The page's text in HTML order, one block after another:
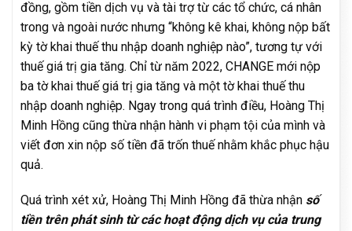
đồng, gồm tiền dịch vụ và tài trợ từ các tổ chức, cá nhân
trong và ngoài nước nhưng “không kê khai, không nộp bất
kỳ tờ khai thuế thu nhập doanh nghiệp nào”, tương tự với
thuế giá trị gia tăng. Chỉ từ năm 2022, CHANGE mới nộp
ba tờ khai thuế giá trị gia tăng và một tờ khai thuế thu
nhập doanh nghiệp. Ngay trong quá trình điều, Hoàng Thị
Minh Hồng cũng thừa nhận hành vi phạm tội của mình và
viết đơn xin nộp số tiền đã trốn thuế nhằm khắc phục hậu
quả.
Quá trình xét xử, Hoàng Thị Minh Hồng đã thừa nhận số
tiền trên phát sinh từ các hoạt động dịch vụ của trung